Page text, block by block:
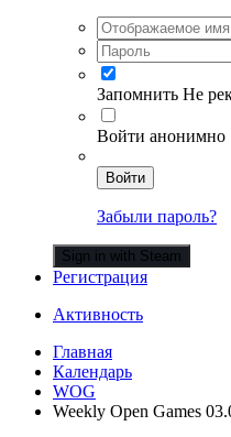
Запомнить Не
Войти анонимно
Войти
Забыли пароль?
Sign in with Steam
Регистрация
Активность
Главная
Календарь
WOG
Weekly Open Games